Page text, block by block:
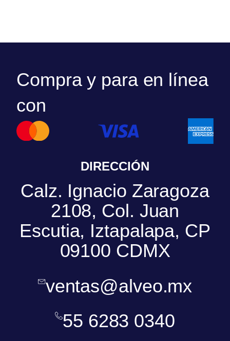
Compra y para en línea
con
DIRECCIÓN
Calz. Ignacio Zaragoza
2108, Col. Juan
Escutia, Iztapalapa, CP
09100 CDMX
ventas@alveo.mx
55 6283 0340